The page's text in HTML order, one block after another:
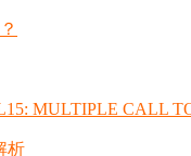
MULTIPLE CALL
析